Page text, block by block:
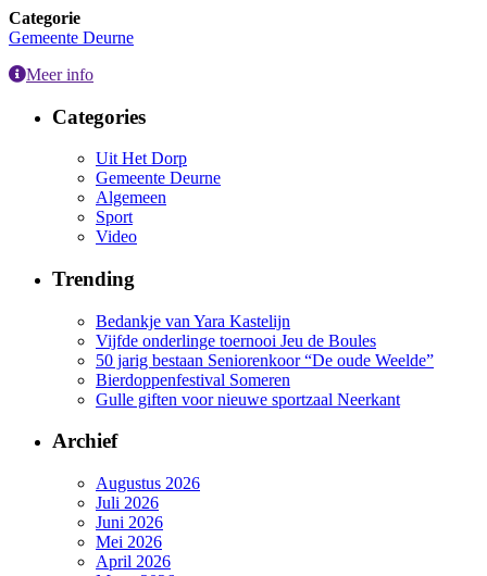
Categorie
Gemeente Deurne
Meer info
Categories
Uit Het Dorp
Gemeente Deurne
Algemeen
Sport
Video
Trending
Bedankje van Yara Kastelijn
Vijfde onderlinge toernooi Jeu de Boules
50 jarig bestaan Seniorenkoor “De oude Weelde”
Bierdoppenfestival Someren
Gulle giften voor nieuwe sportzaal Neerkant
Archief
Augustus 2026
Juli 2026
Juni 2026
Mei 2026
April 2026